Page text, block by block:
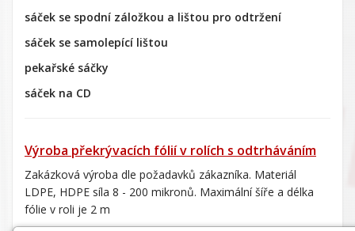
sáček se spodní záložkou a lištou pro odtržení
sáček se samolepící lištou
pekařské sáčky
sáček na CD
Výroba překrývacích fólií v rolích s odtrháváním
Zakázková výroba dle požadavků zákazníka. Materiál
LDPE, HDPE síla 8 - 200 mikronů. Maximální šíře a délka
fólie v roli je 2 m